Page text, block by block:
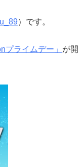
）です。
プライムデー」 が開